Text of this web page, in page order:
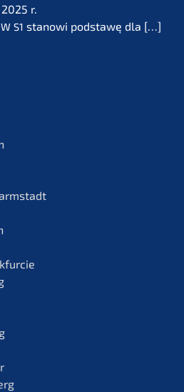
r.
S1 stanowi podsta­wę dla […]